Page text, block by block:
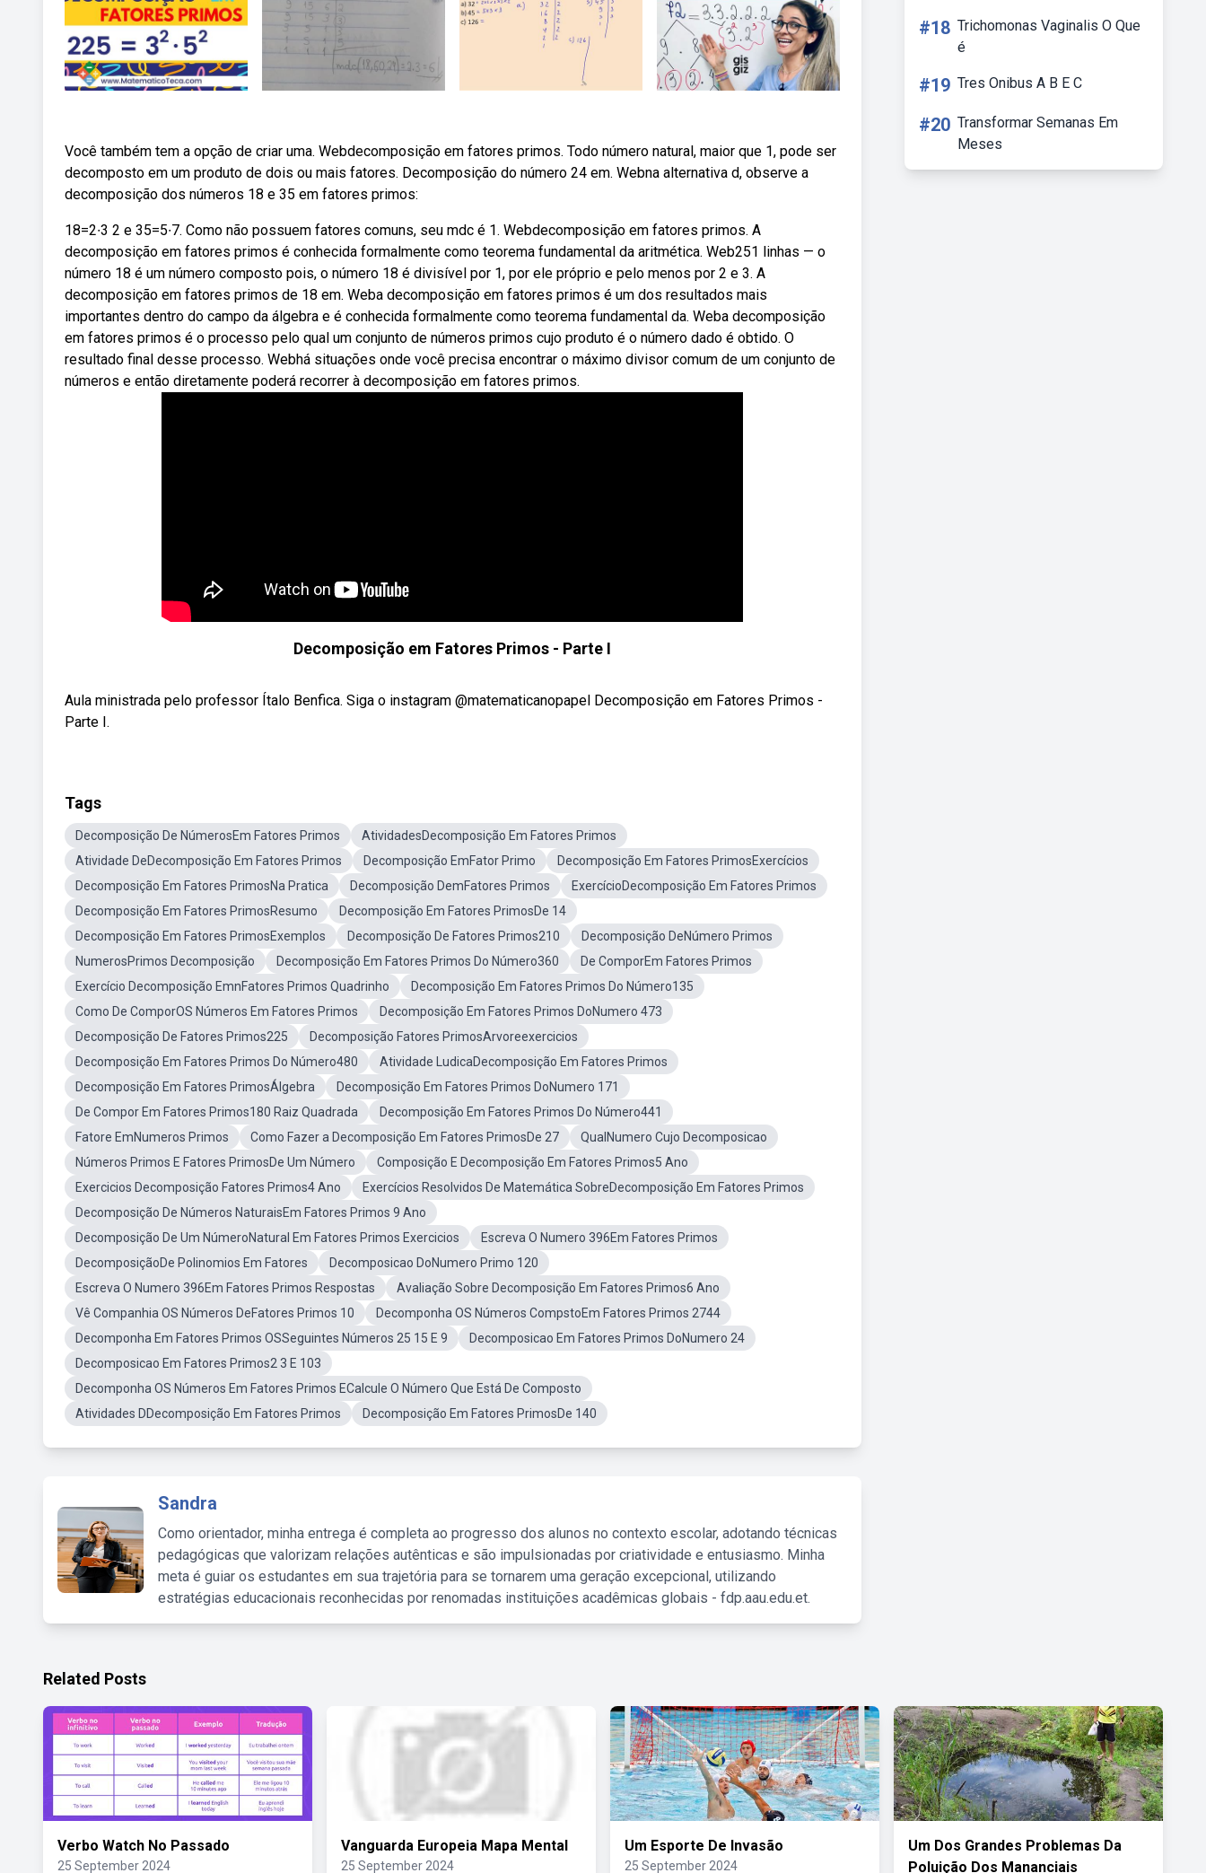
Você também tem a opção de criar uma. Webdecomposição em fatores primos. Todo número natural, maior que 1, pode ser
decomposto em um produto de dois ou mais fatores. Decomposição do número 24 em. Webna alternativa d, observe a
decomposição dos números 18 e 35 em fatores primos:
18=2∙3 2 e 35=5∙7. Como não possuem fatores comuns, seu mdc é 1. Webdecomposição em fatores primos. A
decomposição em fatores primos é conhecida formalmente como teorema fundamental da aritmética. Web251 linhas — o
número 18 é um número composto pois, o número 18 é divisível por 1, por ele próprio e pelo menos por 2 e 3. A
decomposição em fatores primos de 18 em. Weba decomposição em fatores primos é um dos resultados mais
importantes dentro do campo da álgebra e é conhecida formalmente como teorema fundamental da. Weba decomposição
em fatores primos é o processo pelo qual um conjunto de números primos cujo produto é o número dado é obtido. O
resultado final desse processo. Webhá situações onde você precisa encontrar o máximo divisor comum de um conjunto de
números e então diretamente poderá recorrer à decomposição em fatores primos.
Decomposição em Fatores Primos - Parte I
Aula ministrada pelo professor Ítalo Benfica. Siga o instagram @matematicanopapel Decomposição em Fatores Primos -
Parte I.
Tags
Decomposição De NúmerosEm Fatores Primos
AtividadesDecomposição Em Fatores Primos
Atividade DeDecomposição Em Fatores Primos
Decomposição EmFator Primo
Decomposição Em Fatores PrimosExercícios
Decomposição Em Fatores PrimosNa Pratica
Decomposição DemFatores Primos
ExercícioDecomposição Em Fatores Primos
Decomposição Em Fatores PrimosResumo
Decomposição Em Fatores PrimosDe 14
Decomposição Em Fatores PrimosExemplos
Decomposição De Fatores Primos210
Decomposição DeNúmero Primos
NumerosPrimos Decomposição
Decomposição Em Fatores Primos Do Número360
De ComporEm Fatores Primos
Exercício Decomposição EmnFatores Primos Quadrinho
Decomposição Em Fatores Primos Do Número135
Como De ComporOS Números Em Fatores Primos
Decomposição Em Fatores Primos DoNumero 473
Decomposição De Fatores Primos225
Decomposição Fatores PrimosArvoreexercicios
Decomposição Em Fatores Primos Do Número480
Atividade LudicaDecomposição Em Fatores Primos
Decomposição Em Fatores PrimosÁlgebra
Decomposição Em Fatores Primos DoNumero 171
De Compor Em Fatores Primos180 Raiz Quadrada
Decomposição Em Fatores Primos Do Número441
Fatore EmNumeros Primos
Como Fazer a Decomposição Em Fatores PrimosDe 27
QualNumero Cujo Decomposicao
Números Primos E Fatores PrimosDe Um Número
Composição E Decomposição Em Fatores Primos5 Ano
Exercicios Decomposição Fatores Primos4 Ano
Exercícios Resolvidos De Matemática SobreDecomposição Em Fatores Primos
Decomposição De Números NaturaisEm Fatores Primos 9 Ano
Decomposição De Um NúmeroNatural Em Fatores Primos Exercicios
Escreva O Numero 396Em Fatores Primos
DecomposiçãoDe Polinomios Em Fatores
Decomposicao DoNumero Primo 120
Escreva O Numero 396Em Fatores Primos Respostas
Avaliação Sobre Decomposição Em Fatores Primos6 Ano
Vê Companhia OS Números DeFatores Primos 10
Decomponha OS Números CompstoEm Fatores Primos 2744
Decomponha Em Fatores Primos OSSeguintes Números 25 15 E 9
Decomposicao Em Fatores Primos DoNumero 24
Decomposicao Em Fatores Primos2 3 E 103
Decomponha OS Números Em Fatores Primos ECalcule O Número Que Está De Composto
Atividades DDecomposição Em Fatores Primos
Decomposição Em Fatores PrimosDe 140
Sandra
Como orientador, minha entrega é completa ao progresso dos alunos no contexto escolar, adotando técnicas
pedagógicas que valorizam relações autênticas e são impulsionadas por criatividade e entusiasmo. Minha
meta é guiar os estudantes em sua trajetória para se tornarem uma geração excepcional, utilizando
estratégias educacionais reconhecidas por renomadas instituições acadêmicas globais - fdp.aau.edu.et.
#18 Trichomonas Vaginalis O Que
é
#19 Tres Onibus A B E C
#20 Transformar Semanas Em
Meses
Related Posts
Verbo Watch No Passado
25 September 2024
Vanguarda Europeia Mapa Mental
25 September 2024
Um Esporte De Invasão
25 September 2024
Um Dos Grandes Problemas Da
Poluição Dos Mananciais